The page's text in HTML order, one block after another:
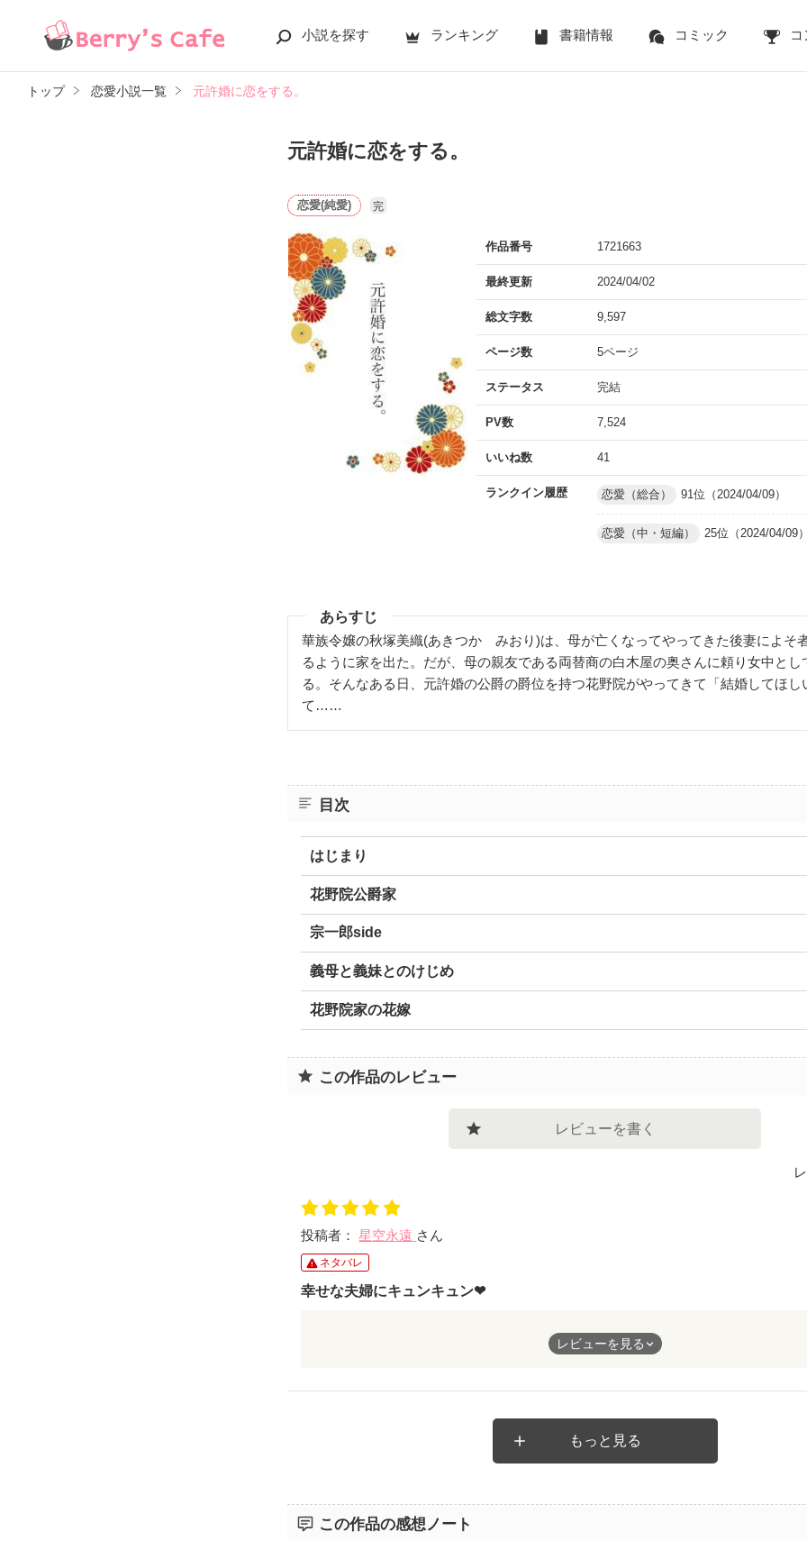
小説を探す ランキング 書籍情報 コミック コ
トップ 恋愛小説一覧 元許婚に恋をする。
元許婚に恋をする。
恋愛(純愛) 完
作品番号 1721663
最終更新 2024/04/02
総文字数 9,597
ページ数 5ページ
ステータス 完結
PV数 7,524
いいね数 41
ランクイン履歴 恋愛（総合） 91位（2024/04/09）
恋愛（中・短編） 25位（2024/04/09）
あらすじ
華族令嬢の秋塚美織(あきつか みおり)は、母が亡くなってやってきた後妻によそ
るように家を出た。だが、母の親友である両替商の白木屋の奥さんに頼り女中とし
る。そんなある日、元許婚の公爵の爵位を持つ花野院がやってきて「結婚してほし
て……
目次
はじまり
花野院公爵家
宗一郎side
義母と義妹とのけじめ
花野院家の花嫁
この作品のレビュー
レビューを書く
投稿者：星空永遠 さん
ネタバレ
幸せな夫婦にキュンキュン❤
美織ちゃんだけではなく、宗一郎さんsideもあり宗一郎さんが美織ちゃんをどれ
ていたかがわかってキュン♥️しかも五歳の時に出会って恋をして結婚までいくな
美織ちゃんも宗一郎さんがいない状況で強く立ち向かえる姿が凛々しくて素敵で
を誓い合った二人にはいつまでも幸せでいてほしいです💕
レビューを見る
もっと見る
この作品の感想ノート